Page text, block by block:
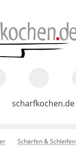
Schärfen & Schleifen